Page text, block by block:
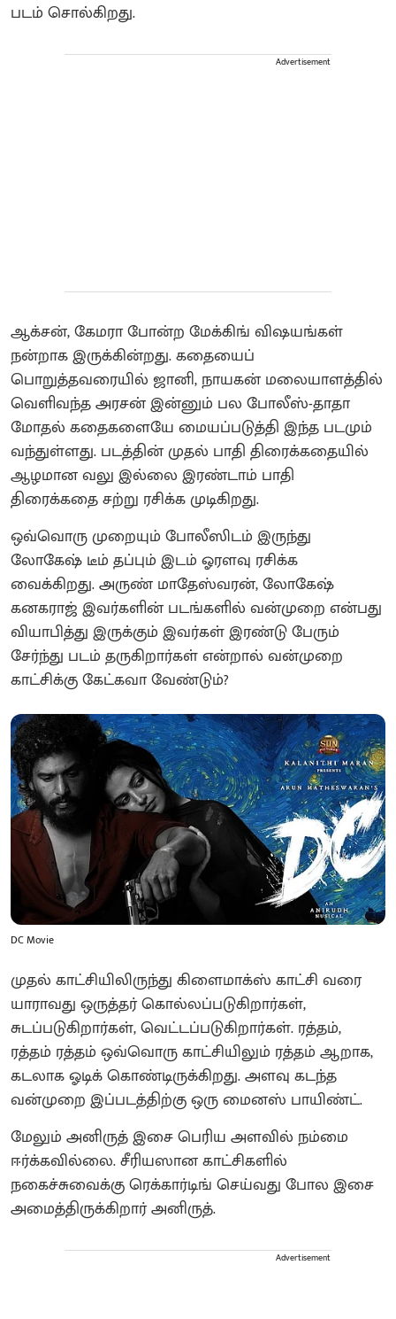
படம் சொல்கிறது.
Advertisement
ஆக்சன், கேமரா போன்ற மேக்கிங் விஷயங்கள்
நன்றாக இருக்கின்றது. கதையைப்
பொறுத்தவரையில் ஜானி, நாயகன் மலையாளத்தில்
வெளிவந்த அரசன் இன்னும் பல போலீஸ்-தாதா
மோதல் கதைகளையே மையப்படுத்தி இந்த படமும்
வந்துள்ளது. படத்தின் முதல் பாதி திரைக்கதையில்
ஆழமான வலு இல்லை இரண்டாம் பாதி
திரைக்கதை சற்று ரசிக்க முடிகிறது.
ஒவ்வொரு முறையும் போலீஸிடம் இருந்து
லோகேஷ் டீம் தப்பும் இடம் ஓரளவு ரசிக்க
வைக்கிறது. அருண் மாதேஸ்வரன், லோகேஷ்
கனகராஜ் இவர்களின் படங்களில் வன்முறை என்பது
வியாபித்து இருக்கும் இவர்கள் இரண்டு பேரும்
சேர்ந்து படம் தருகிறார்கள் என்றால் வன்முறை
காட்சிக்கு கேட்கவா வேண்டும்?
DC Movie
முதல் காட்சியிலிருந்து கிளைமாக்ஸ் காட்சி வரை
யாராவது ஒருத்தர் கொல்லப்படுகிறார்கள்,
சுடப்படுகிறார்கள், வெட்டப்படுகிறார்கள். ரத்தம்,
ரத்தம் ரத்தம் ஒவ்வொரு காட்சியிலும் ரத்தம் ஆறாக,
கடலாக ஓடிக் கொண்டிருக்கிறது. அளவு கடந்த
வன்முறை இப்படத்திற்கு ஒரு மைனஸ் பாயிண்ட்.
மேலும் அனிருத் இசை பெரிய அளவில் நம்மை
ஈர்க்கவில்லை. சீரியஸான காட்சிகளில்
நகைச்சுவைக்கு ரெக்கார்டிங் செய்வது போல இசை
அமைத்திருக்கிறார் அனிருத்.
Advertisement